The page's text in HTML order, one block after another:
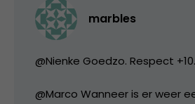
marbles
@Nienke Goedzo. Respect
@Marco Wanneer is er weer